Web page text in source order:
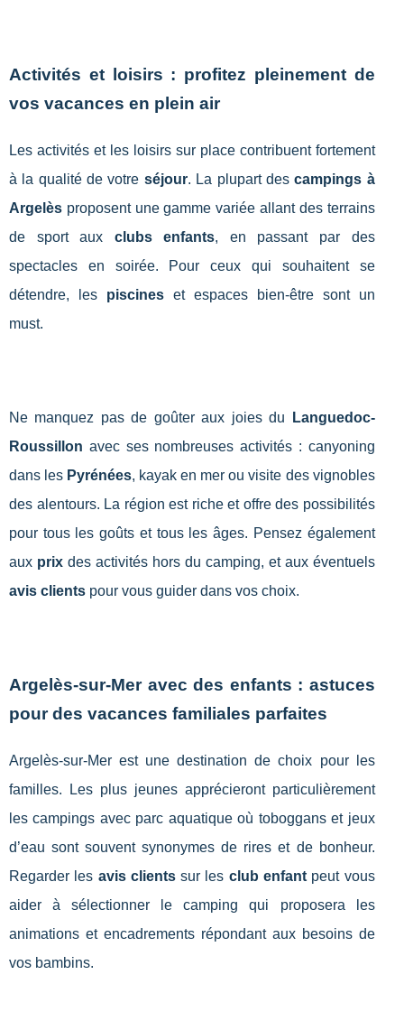
Activités et loisirs : profitez pleinement de
vos vacances en plein air
Les activités et les loisirs sur place contribuent fortement
à la qualité de votre séjour. La plupart descampings à
Argelès proposent une gamme variée allant des terrains
de sport aux clubs enfants, en passant par des
spectacles en soirée. Pour ceux qui souhaitent se
détendre, les piscineset espaces bien-être sont un
must.
Ne manquez pas de goûter aux joies du
Languedoc-
Roussillon avec ses nombreuses activités : canyoning
dans les Pyrénées, kayak en mer ou visite des vignobles
des alentours. La région est riche et offre des possibilités
pour tous les goûts et tous les âges. Pensez également
aux prixdes activités hors du camping, et aux éventuels
avis clients pour vous guider dans vos choix.
Argelès-sur-Mer avec des enfants : astuces
pour des vacances familiales parfaites
Argelès-sur-Mer est une destination de choix pour les
familles. Les plus jeunes apprécieront particulièrement
les campings avec parc aquatique où toboggans et jeux
d’eau sont souvent synonymes de rires et de bonheur.
Regarder les avis clientssur les club enfantpeut vous
aider à sélectionner le camping qui proposera les
animations et encadrements répondant aux besoins de
vos bambins.